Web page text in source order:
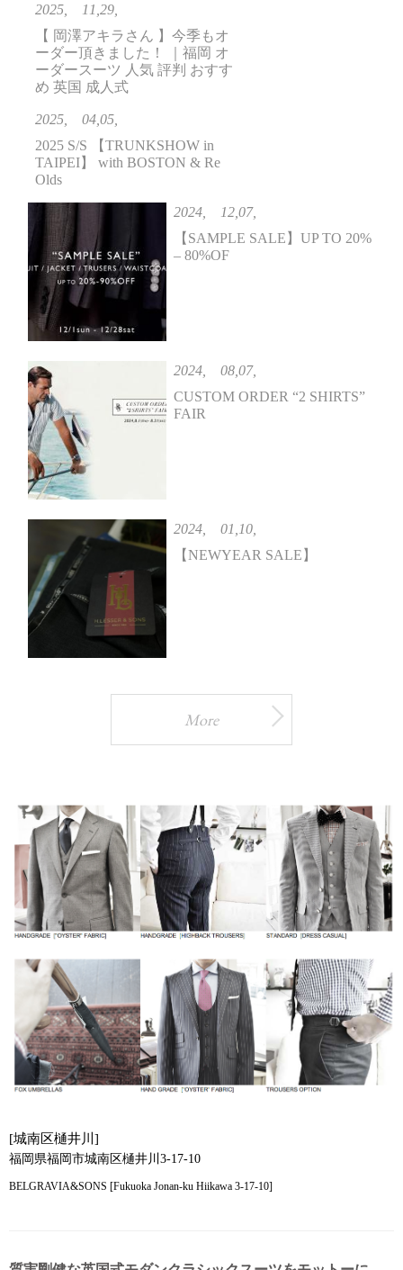
2025, 11,29,
【 岡澤アキラさん 】今季もオ
ーダー頂きました！ ｜福岡 オ
ーダースーツ 人気 評判 おすす
め 英国 成人式
2025, 04,05,
2025 S/S 【TRUNKSHOW in
TAIPEI】 with BOSTON & Re
Olds
2024, 12,07,
【SAMPLE SALE】UP TO 20%
– 80%OF
2024, 08,07,
CUSTOM ORDER “2 SHIRTS”
FAIR
2024, 01,10,
【NEWYEAR SALE】
More
[城南区樋井川]
福岡県福岡市城南区樋井川3-17-10
BELGRAVIA&SONS [Fukuoka Jonan-ku Hiikawa 3-17-10]